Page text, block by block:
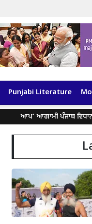
Punjabi Literature
ਆਗਾਮੀ ਪੰਜਾਬ ਵਿਧਾਨ ਸਭਾ